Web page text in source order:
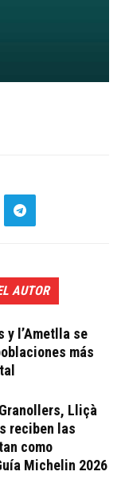
AUTOR
y l’Ametlla se
más
Lliçà
reciben las
como
Michelin 2026